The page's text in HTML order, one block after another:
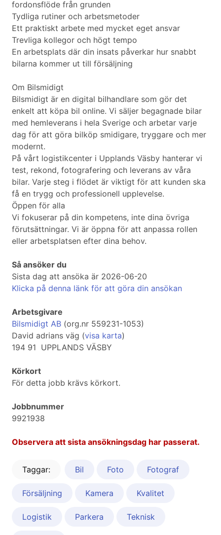
fordonsflöde från grunden
Tydliga rutiner och arbetsmetoder
Ett praktiskt arbete med mycket eget ansvar
Trevliga kollegor och högt tempo
En arbetsplats där din insats påverkar hur snabbt
bilarna kommer ut till försäljning
Om Bilsmidigt
Bilsmidigt är en digital bilhandlare som gör det
enkelt att köpa bil online. Vi säljer begagnade bilar
med hemleverans i hela Sverige och arbetar varje
dag för att göra bilköp smidigare, tryggare och mer
modernt.
På vårt logistikcenter i Upplands Väsby hanterar vi
test, rekond, fotografering och leverans av våra
bilar. Varje steg i flödet är viktigt för att kunden ska
få en trygg och professionell upplevelse.
Öppen för alla
Vi fokuserar på din kompetens, inte dina övriga
förutsättningar. Vi är öppna för att anpassa rollen
eller arbetsplatsen efter dina behov.
Så ansöker du
Sista dag att ansöka är 2026-06-20
Klicka på denna länk för att göra din ansökan
Arbetsgivare
Bilsmidigt AB (org.nr 559231-1053)
David adrians väg (visa karta)
194 91 UPPLANDS VÄSBY
Körkort
För detta jobb krävs körkort.
Jobbnummer
9921938
Observera att sista ansökningsdag har passerat.
Taggar: Bil Foto Fotograf
Försäljning Kamera Kvalitet
Logistik Parkera Teknisk